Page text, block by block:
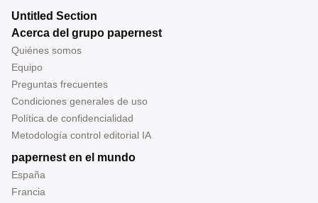
Untitled Section
Acerca del grupo papernest
Quiénes somos
Equipo
Preguntas frecuentes
Condiciones generales de uso
Política de confidencialidad
Metodología control editorial IA
papernest en el mundo
España
Francia